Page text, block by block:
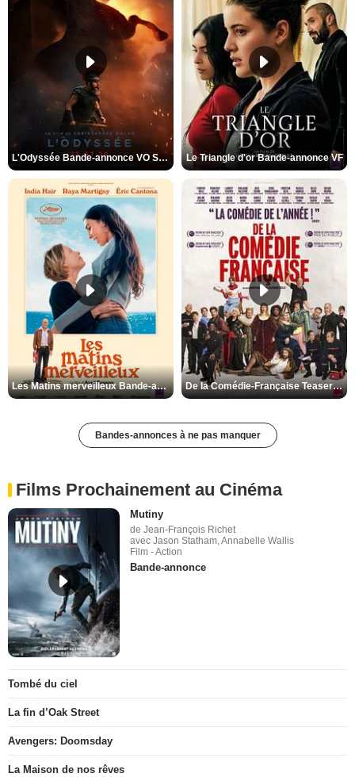
L'Odyssée Bande-annonce VO STFR Le Triangle d'or Bande-annonce VF
Les Matins merveilleux Bande-annonce VF De la Comédie-Française Teaser VF
Bandes-annonces à ne pas manquer
Films Prochainement au Cinéma
Mutiny
de Jean-François Richet
avec Jason Statham, Annabelle Wallis
Film - Action
Bande-annonce
Tombé du ciel
La fin d’Oak Street
Avengers: Doomsday
La Maison de nos rêves